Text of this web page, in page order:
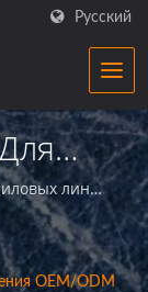
Русский
линз
и линз для
TayФабрика
OEM/ODM